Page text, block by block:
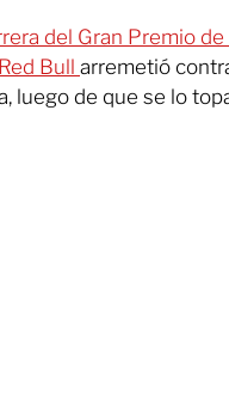
del Gran Premio
Bull arremetió
luego de que se lo